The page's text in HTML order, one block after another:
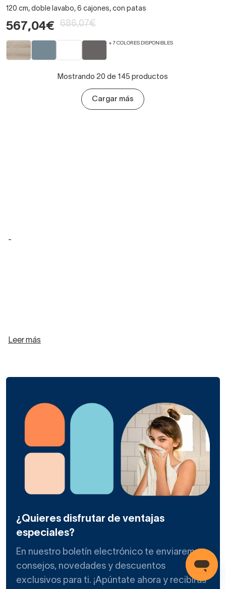
120 cm, doble lavabo, 6 cajones, con patas
567,04€ 686,07€
+ 7 COLORES DISPONIBLES
Mostrando 20 de 145 productos
Cargar más
-
Leer más
¿Quieres disfrutar de ventajas
especiales?
En nuestro boletín electrónico te enviaremos
consejos, novedades y descuentos
exclusivos para ti. ¡Apúntate ahora y recibirás